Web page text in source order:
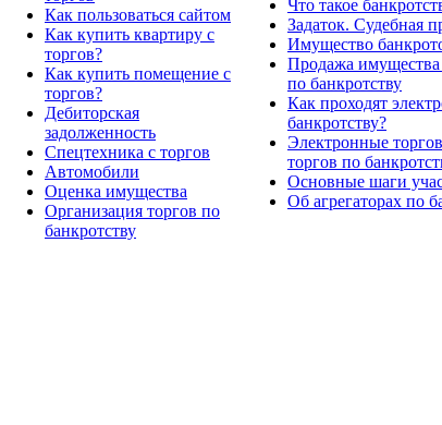
Как пользоваться сайтом
Как купить квартиру с
торгов?
Как купить помещение с
торгов?
Дебиторская
задолженность
Спецтехника с торгов
Автомобили
Оценка имущества
Организация торгов по
банкротству
Что такое
Задаток. Судебная
Имущество
Продажа
по банкротству
Как проходят
банкротству?
Электронные
торгов по
Основные шаги
Об агрегаторах по